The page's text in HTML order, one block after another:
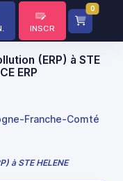
INSCR
0
(ERP) à STE
ERP
Franche-Comté
à STE HELENE